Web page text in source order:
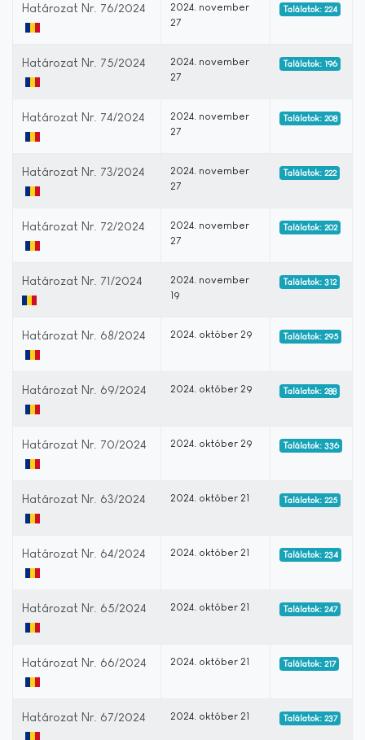
Határozat Nr. 76/2024
2024. november
27
Találatok: 224
Határozat Nr. 75/2024
2024. november
27
Találatok: 196
Határozat Nr. 74/2024
2024. november
27
Találatok: 208
Határozat Nr. 73/2024
2024. november
27
Találatok: 222
Határozat Nr. 72/2024
2024. november
27
Találatok: 202
Határozat Nr. 71/2024
2024. november
19
Találatok: 312
Határozat Nr. 68/2024 2024. október 29 Találatok: 295
Határozat Nr. 69/2024 2024. október 29 Találatok: 288
Határozat Nr. 70/2024 2024. október 29 Találatok: 336
Határozat Nr. 63/2024 2024. október 21 Találatok: 225
Határozat Nr. 64/2024 2024. október 21 Találatok: 234
Határozat Nr. 65/2024 2024. október 21 Találatok: 247
Határozat Nr. 66/2024 2024. október 21 Találatok: 217
Határozat Nr. 67/2024 2024. október 21 Találatok: 237